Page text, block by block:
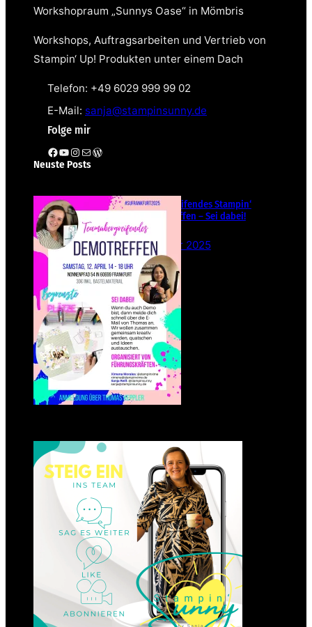
Workshopraum „Sunnys Oase“ in Mömbris
Workshops, Auftragsarbeiten und Vertrieb von
Stampin‘ Up! Produkten unter einem Dach
Telefon: +49 6029 999 99 02
E-Mail: sanja@stampinsunny.de
Folge mir
Facebook YouTube Instagram E-Mail WordPress
Neuste Posts
Teamübergreifendes Stampin‘
Up! Demotreffen – Sei dabei!
26. Februar 2025
Einsteigen 2025 im Team
Stampin‘ Sunny
23. Januar 2025